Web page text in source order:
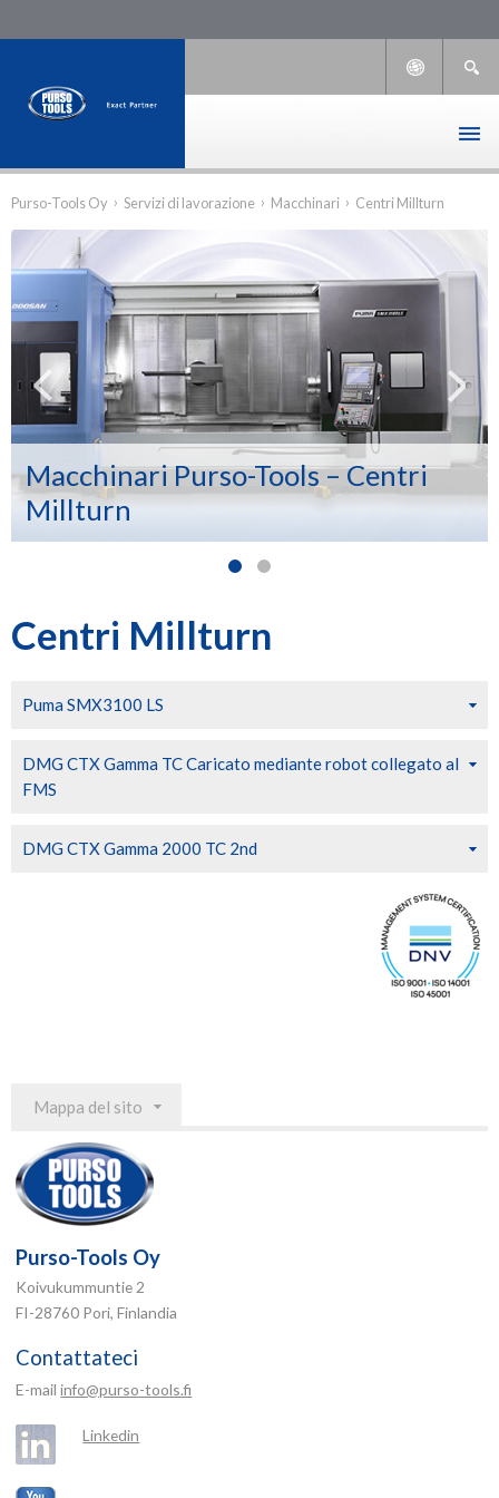
Purso-Tools Oy › Servizi di lavorazione › Macchinari › Centri Millturn
Macchinari Purso-Tools – Centri
Millturn
Centri Millturn
Puma SMX3100 LS
DMG CTX Gamma TC Caricato mediante robot collegato al
FMS
DMG CTX Gamma 2000 TC 2nd
Mappa del sito
Purso-Tools Oy
Koivukummuntie 2
FI-28760 Pori, Finlandia
Contattateci
E-mailinfo@purso-tools.fi
Linkedin